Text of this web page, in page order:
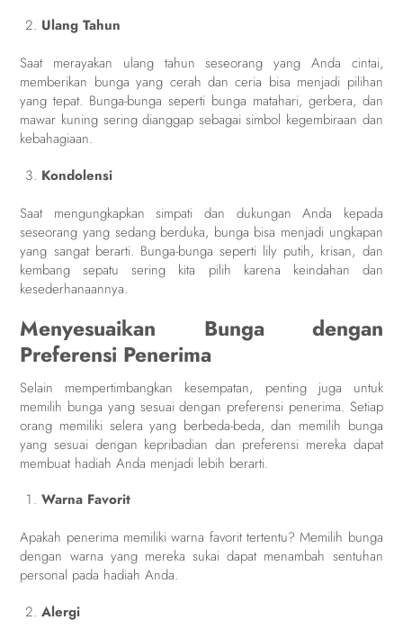
Ulang Tahun
Saat merayakan ulang tahun seseorang yang Anda cintai,
memberikan bunga yang cerah dan ceria bisa menjadi pilihan
yang tepat. Bunga-bunga seperti bunga matahari, gerbera, dan
mawar kuning sering dianggap sebagai simbol kegembiraan dan
kebahagiaan.
Kondolensi
Saat mengungkapkan simpati dan dukungan Anda kepada
seseorang yang sedang berduka, bunga bisa menjadi ungkapan
yang sangat berarti. Bunga-bunga seperti lily putih, krisan, dan
kembang sepatu sering kita pilih karena keindahan dan
kesederhanaannya.
Menyesuaikan Bunga dengan
Preferensi Penerima
Selain mempertimbangkan kesempatan, penting juga untuk
memilih bunga yang sesuai dengan preferensi penerima. Setiap
orang memiliki selera yang berbeda-beda, dan memilih bunga
yang sesuai dengan kepribadian dan preferensi mereka dapat
membuat hadiah Anda menjadi lebih berarti.
Warna Favorit
Apakah penerima memiliki warna favorit tertentu? Memilih bunga
dengan warna yang mereka sukai dapat menambah sentuhan
personal pada hadiah Anda.
Alergi